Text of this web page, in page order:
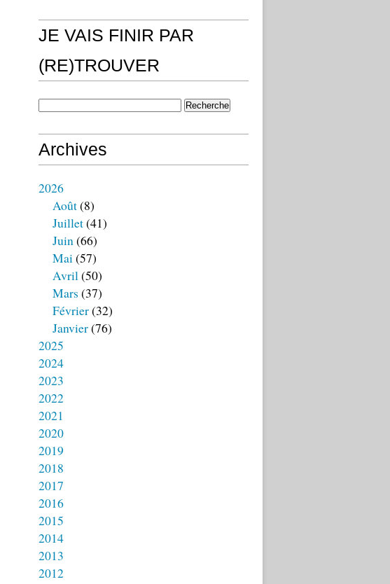
JE VAIS FINIR PAR
(RE)TROUVER
Archives
2026
Août(8)
Juillet(41)
Juin(66)
Mai(57)
Avril(50)
Mars (37)
Février(32)
Janvier(76)
2025
2024
2023
2022
2021
2020
2019
2018
2017
2016
2015
2014
2013
2012